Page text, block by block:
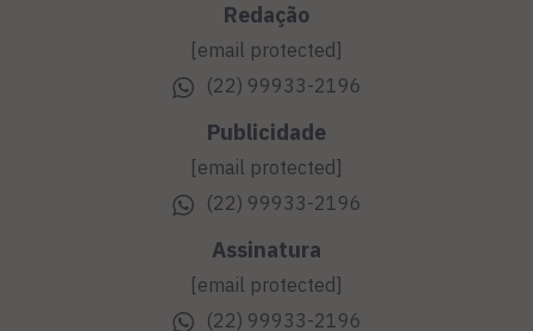
Redação
[email protected]
(22) 99933-2196
Publicidade
[email protected]
(22) 99933-2196
Assinatura
[email protected]
(22) 99933-2196